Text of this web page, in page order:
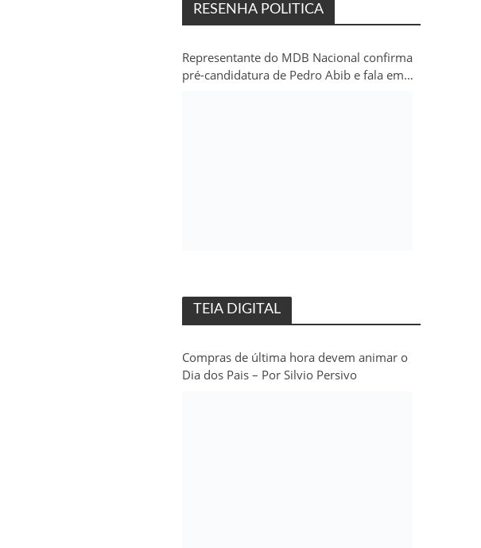
RESENHA POLITICA
Representante do MDB Nacional confirma
pré-candidatura de Pedro Abib e fala em
TEIA DIGITAL
Compras de última hora devem animar o
Dia dos Pais – Por Silvio Persivo